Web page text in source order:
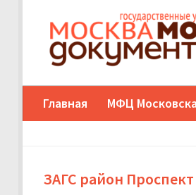
Главная МФЦ
ЗАГС район